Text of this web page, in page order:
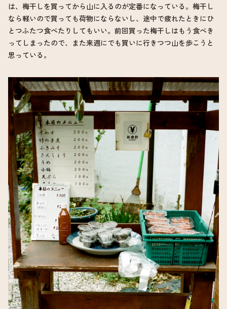
は、梅干しを買ってから山に入るのが定番になっている。梅干し
なら軽いので買っても荷物にならないし、途中で疲れたときにひ
とつふたつ食べたりしてもいい。前回買った梅干しはもう食べき
ってしまったので、また来週にでも買いに行きつつ山を歩こうと
思っている。